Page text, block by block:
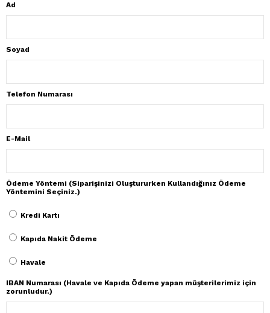
Ad
Soyad
Telefon Numarası
E-Mail
Ödeme Yöntemi (Siparişinizi Oluştururken Kullandığınız Ödeme
Yöntemini Seçiniz.)
Kredi Kartı
Kapıda Nakit Ödeme
Havale
IBAN Numarası (Havale ve Kapıda Ödeme yapan müşterilerimiz için
zorunludur.)